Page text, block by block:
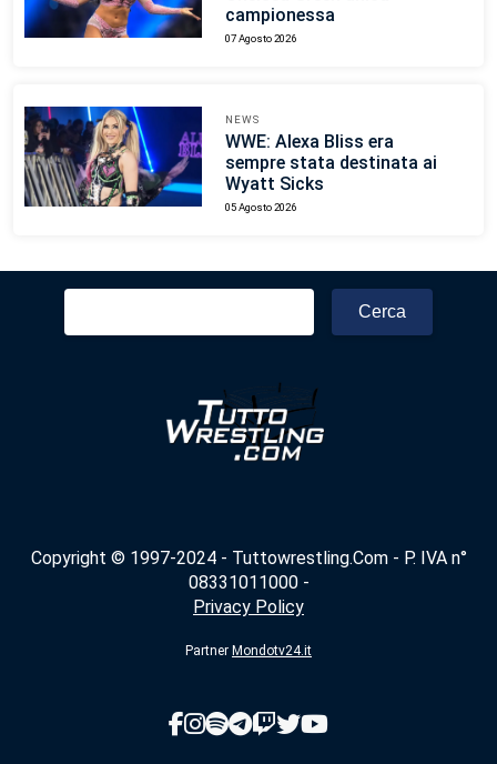
campionessa
07 Agosto 2026
NEWS
WWE: Alexa Bliss era
sempre stata destinata ai
Wyatt Sicks
05 Agosto 2026
Ricerca
Copyright © 1997-2024 - Tuttowrestling.Com - P. IVA n°
08331011000 -
Privacy Policy
Partner Mondotv24.it